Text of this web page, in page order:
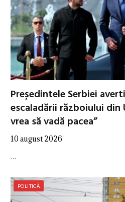
Președintele Serbiei
escaladării războiului din
vrea să vadă pacea”
10 august 2026
…
POLITICĂ